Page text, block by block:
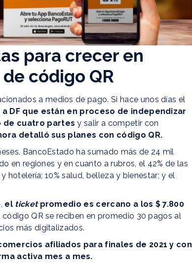
para crecer en
código QR
a medios de pago. Si hace unos días el
DF que están en proceso de independizar
de cuatro partes y salir a competir con
detalló sus planes con código QR.
BancoEstado ha sumado más de 24 mil
en regiones y en cuanto a rubros, el 42% de las
hotelería; 10% salud, belleza y bienestar; y el
el ticketpromedio es cercano a los $ 7.800
QR se reciben en promedio 30 pagos al
más digitalizados.
afiliados para finales de 2021 y con
activa mes a mes.